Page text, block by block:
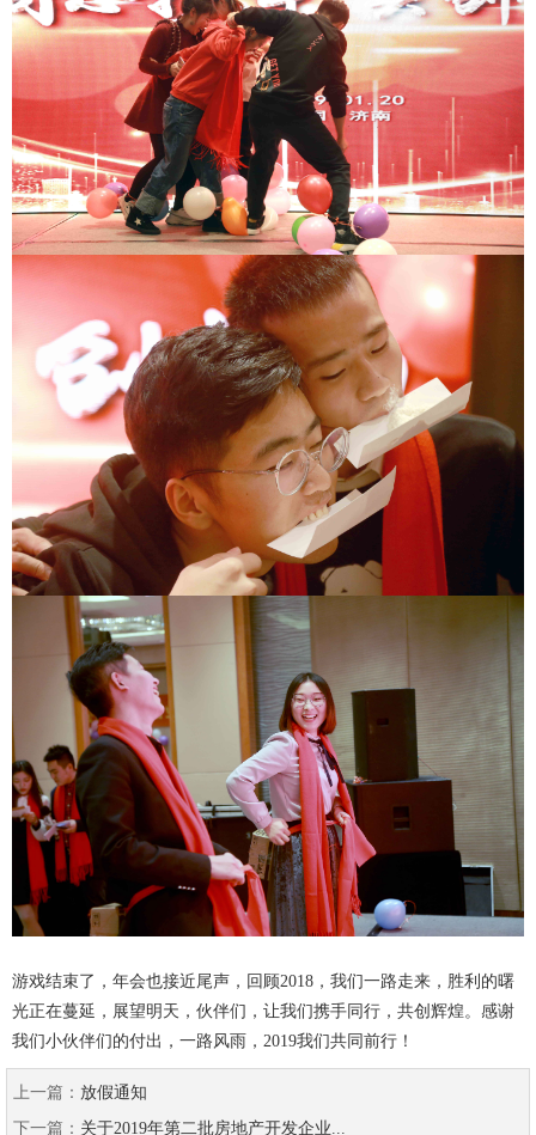
游戏结束了，年会也接近尾声，回顾2018，我们一路走来，胜利的曙
光正在蔓延，展望明天，伙伴们，让我们携手同行，共创辉煌。感谢
我们小伙伴们的付出，一路风雨，2019我们共同前行！
上一篇： 放假通知
下一篇： 关于2019年第二批房地产开发企业...